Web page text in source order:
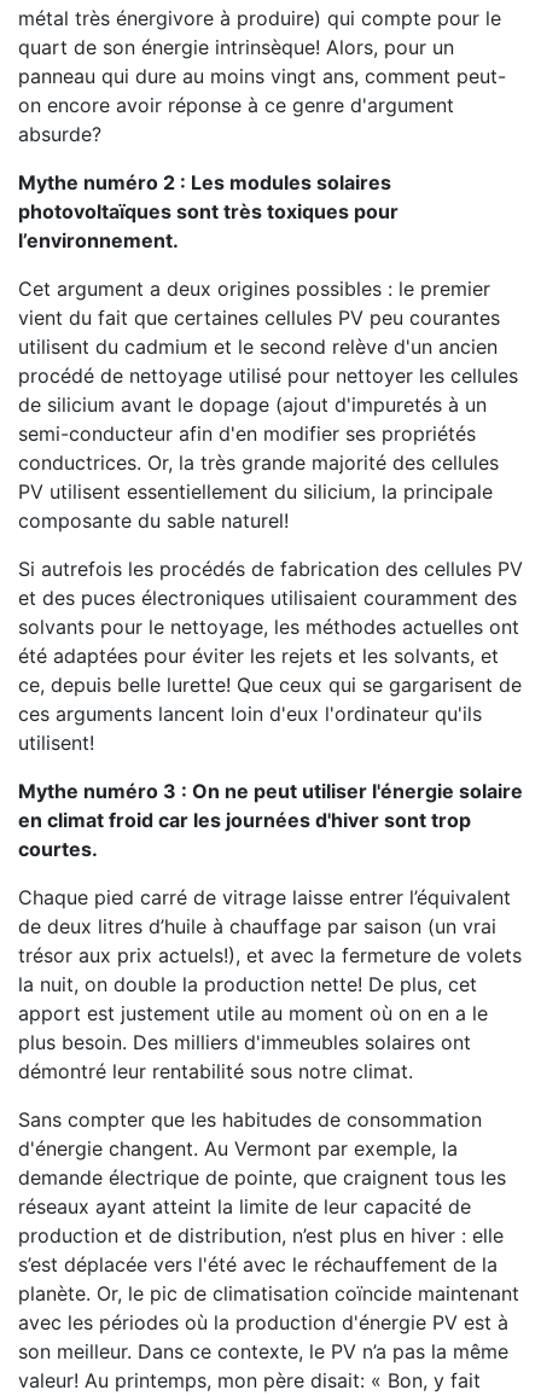
métal très énergivore à produire) qui compte pour le
quart de son énergie intrinsèque! Alors, pour un
panneau qui dure au moins vingt ans, comment peut-
on encore avoir réponse à ce genre d'argument
absurde?
Mythe numéro 2 : Les modules solaires
photovoltaïques sont très toxiques pour
l’environnement.
Cet argument a deux origines possibles : le premier
vient du fait que certaines cellules PV peu courantes
utilisent du cadmium et le second relève d'un ancien
procédé de nettoyage utilisé pour nettoyer les cellules
de silicium avant le dopage (ajout d'impuretés à un
semi-conducteur afin d'en modifier ses propriétés
conductrices. Or, la très grande majorité des cellules
PV utilisent essentiellement du silicium, la principale
composante du sable naturel!
Si autrefois les procédés de fabrication des cellules PV
et des puces électroniques utilisaient couramment des
solvants pour le nettoyage, les méthodes actuelles ont
été adaptées pour éviter les rejets et les solvants, et
ce, depuis belle lurette! Que ceux qui se gargarisent de
ces arguments lancent loin d'eux l'ordinateur qu'ils
utilisent!
Mythe numéro 3 : On ne peut utiliser l'énergie solaire
en climat froid car les journées d'hiver sont trop
courtes.
Chaque pied carré de vitrage laisse entrer l’équivalent
de deux litres d’huile à chauffage par saison (un vrai
trésor aux prix actuels!), et avec la fermeture de volets
la nuit, on double la production nette! De plus, cet
apport est justement utile au moment où on en a le
plus besoin. Des milliers d'immeubles solaires ont
démontré leur rentabilité sous notre climat.
Sans compter que les habitudes de consommation
d'énergie changent. Au Vermont par exemple, la
demande électrique de pointe, que craignent tous les
réseaux ayant atteint la limite de leur capacité de
production et de distribution, n’est plus en hiver : elle
s’est déplacée vers l'été avec le réchauffement de la
planète. Or, le pic de climatisation coïncide maintenant
avec les périodes où la production d'énergie PV est à
son meilleur. Dans ce contexte, le PV n’a pas la même
valeur! Au printemps, mon père disait: « Bon, y fait